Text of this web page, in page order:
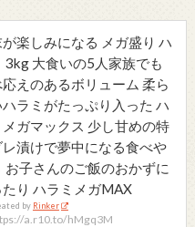
楽しみになる メガ盛り ハ
3kg 大食いの5人家族でも
えのあるボリューム 柔ら
ラミがたっぷり入った ハ
メガマックス 少し甘めの特
漬けで夢中になる食べや
お子さんのご飯のおかずに
たり ハラミメガMAX
by Rinker
a.r10.to/hMgq3M